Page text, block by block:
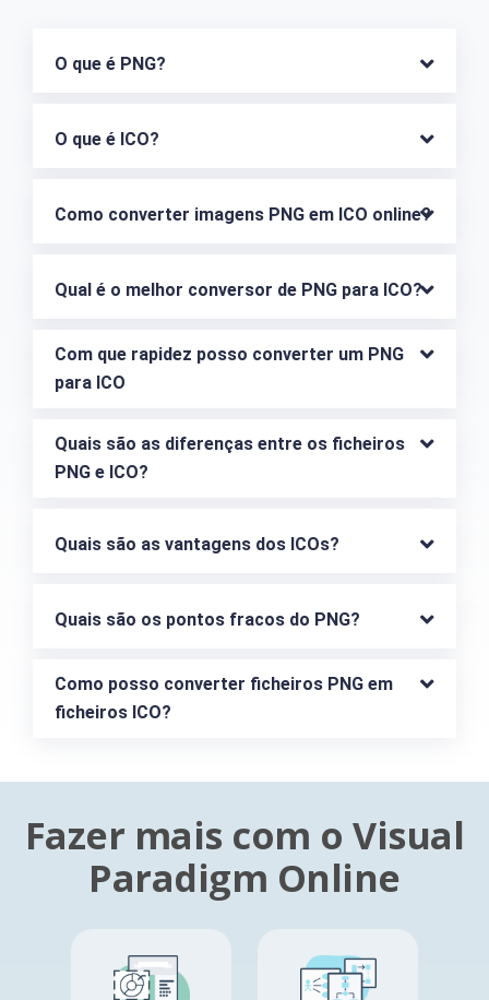
O que é PNG?
O que é ICO?
Como converter imagens PNG em ICO online?
Qual é o melhor conversor de PNG para ICO?
Com que rapidez posso converter um PNG
para ICO
Quais são as diferenças entre os ficheiros
PNG e ICO?
Quais são as vantagens dos ICOs?
Quais são os pontos fracos do PNG?
Como posso converter ficheiros PNG em
ficheiros ICO?
Fazer mais com o Visual
Paradigm Online